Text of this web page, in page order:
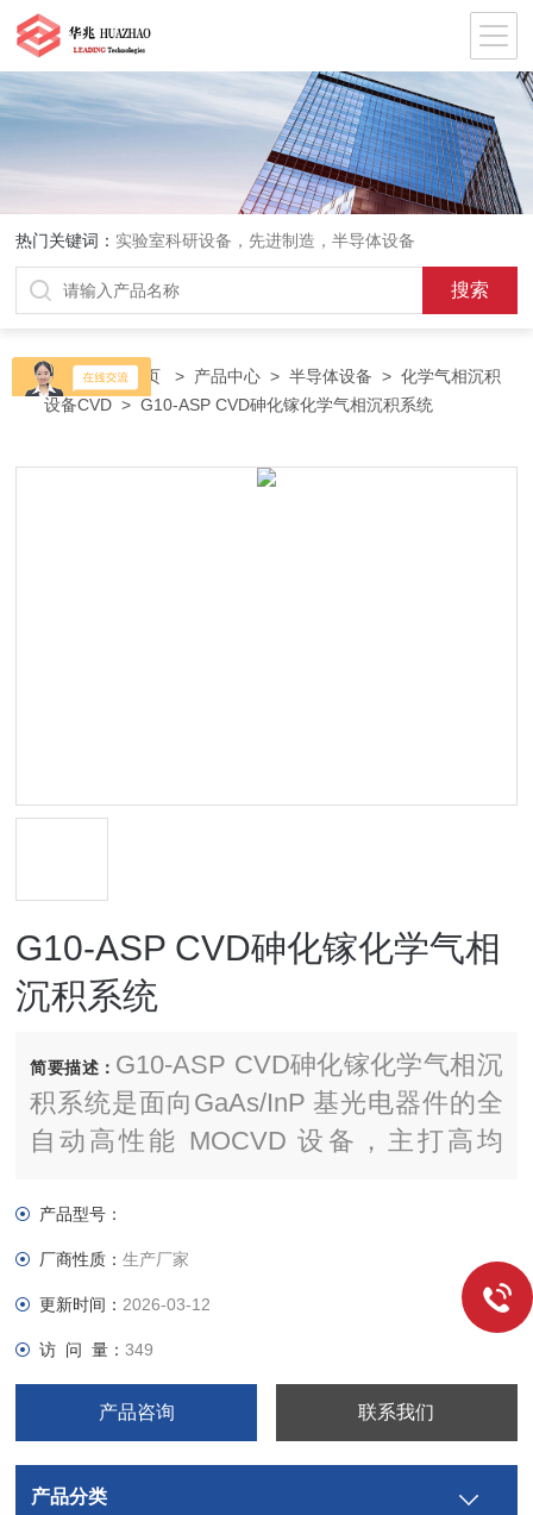
热门关键词： 实验室科研设备，先进制造，半导体设备
当前位置：首页 > 产品中心 >半导体设备 >化学气相沉积
设备CVD > G10-ASP CVD砷化镓化学气相沉积系统
G10-ASP CVD砷化镓化学气相
沉积系统
简要描述： G10-ASP CVD砷化镓化学气相沉
积系统是面向GaAs/InP 基光电器件的全
自动高性能 MOCVD 设备，主打高均
高速激光器、光通信 PIC等优良外延量产
设计。
产品型号：
厂商性质：生产厂家
更新时间： 2026-03-12
访 问 量：349
产品咨询 联系我们
产品分类